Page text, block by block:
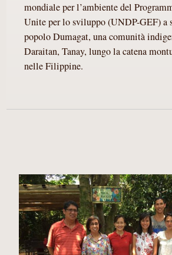
mondiale per l’ambiente del
Unite per lo sviluppo (UNDP-GEF) a
popolo Dumagat, una comunità
Daraitan, Tanay, lungo la catena
nelle Filippine.